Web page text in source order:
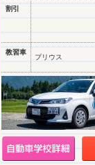
割引
教習車
プリウス